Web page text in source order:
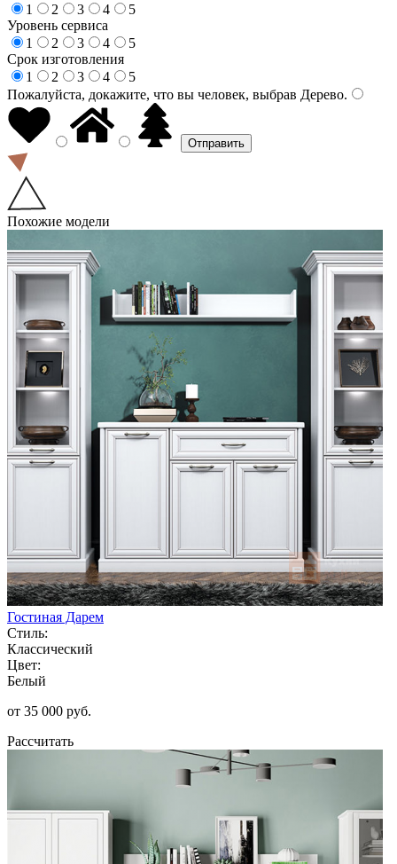
1
2 3 4
5
Уровень сервиса
1
2 3 4
5
Срок изготовления
1
2 3 4
5
Пожалуйста, докажите, что вы человек, выбрав Дерево.
Похожие модели
Гостиная Дарем
Стиль:
Классический
Цвет:
Белый
от 35 000 руб.
Рассчитать